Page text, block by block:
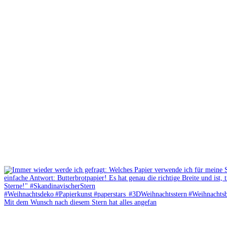
Mit dem Wunsch nach diesem Stern hat alles angefan